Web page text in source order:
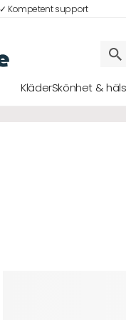
✓ Kompetent support
KläderSkönhet &